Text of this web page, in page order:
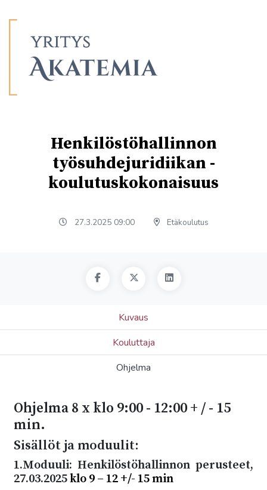
Henkilöstöhallinnon
työsuhdejuridiikan -
koulutuskokonaisuus
27.3.2025 09:00 Etäkoulutus
Kuvaus
Kouluttaja
Ohjelma
Ohjelma 8 x klo 9:00 - 12:00 + / - 15
min.
Sisällöt ja moduulit:
1.Moduuli: Henkilöstöhallinnon perusteet,
27.03.2025klo 9 – 12 +/- 15 min